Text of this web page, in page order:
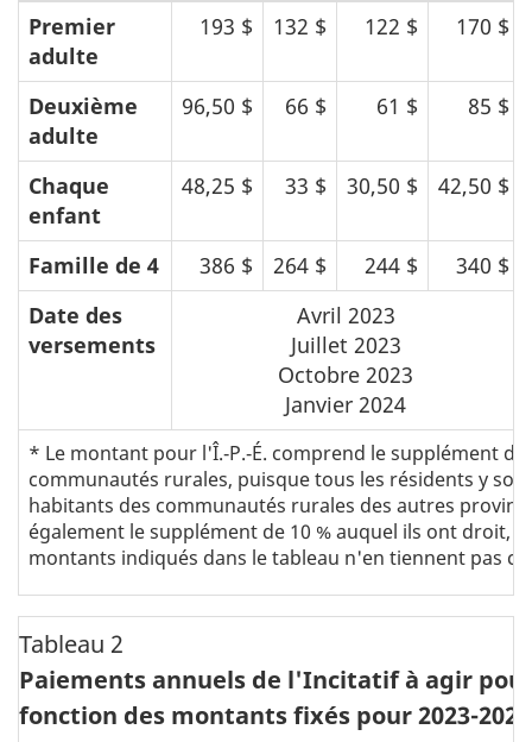
Premier
adulte
193 $ 132 $ 122 $ 170 $
Deuxième
adulte
96,50 $ 66 $ 61 $ 85 $
Chaque
enfant
48,25 $ 33 $ 30,50 $ 42,50 $
Famille de 4 386 $ 264 $ 244 $ 340 $
Date des
versements
Avril 2023
Juillet 2023
Octobre 2023
Janvier 2024
* Le montant pour l'Î.‑P.‑É. comprend le supplément de
communautés rurales, puisque tous les résidents y
habitants des communautés rurales des autres
également le supplément de 10 % auquel ils ont droit,
montants indiqués dans le tableau n'en tiennent pas
Tableau 2
Paiements annuels de l'Incitatif à agir
fonction des montants fixés pour 2023-2024